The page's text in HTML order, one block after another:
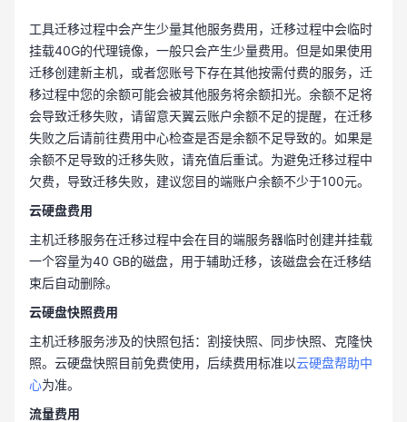
工具迁移过程中会产生少量其他服务费用，迁移过程中会临时
挂载40G的代理镜像，一般只会产生少量费用。但是如果使用
迁移创建新主机，或者您账号下存在其他按需付费的服务，迁
移过程中您的余额可能会被其他服务将余额扣光。余额不足将
会导致迁移失败，请留意天翼云账户余额不足的提醒，在迁移
失败之后请前往费用中心检查是否是余额不足导致的。如果是
余额不足导致的迁移失败，请充值后重试。为避免迁移过程中
欠费，导致迁移失败，建议您目的端账户余额不少于100元。
云硬盘费用
主机迁移服务在迁移过程中会在目的端服务器临时创建并挂载
一个容量为40 GB的磁盘，用于辅助迁移，该磁盘会在迁移结
束后自动删除。
云硬盘快照费用
主机迁移服务涉及的快照包括：割接快照、同步快照、克隆快
照。云硬盘快照目前免费使用，后续费用标准以云硬盘帮助中
心为准。
流量费用